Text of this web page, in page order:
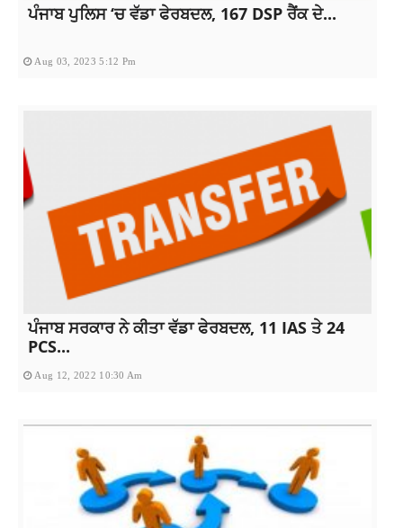
ਪੰਜਾਬ ਪੁਲਿਸ ‘ਚ ਵੱਡਾ ਫੇਰਬਦਲ, 167 DSP ਰੈਂਕ ਦੇ...
Aug 03, 2023 5:12 Pm
ਪੰਜਾਬ ਸਰਕਾਰ ਨੇ ਕੀਤਾ ਵੱਡਾ ਫੇਰਬਦਲ, 11 IAS ਤੇ 24
PCS...
Aug 12, 2022 10:30 Am